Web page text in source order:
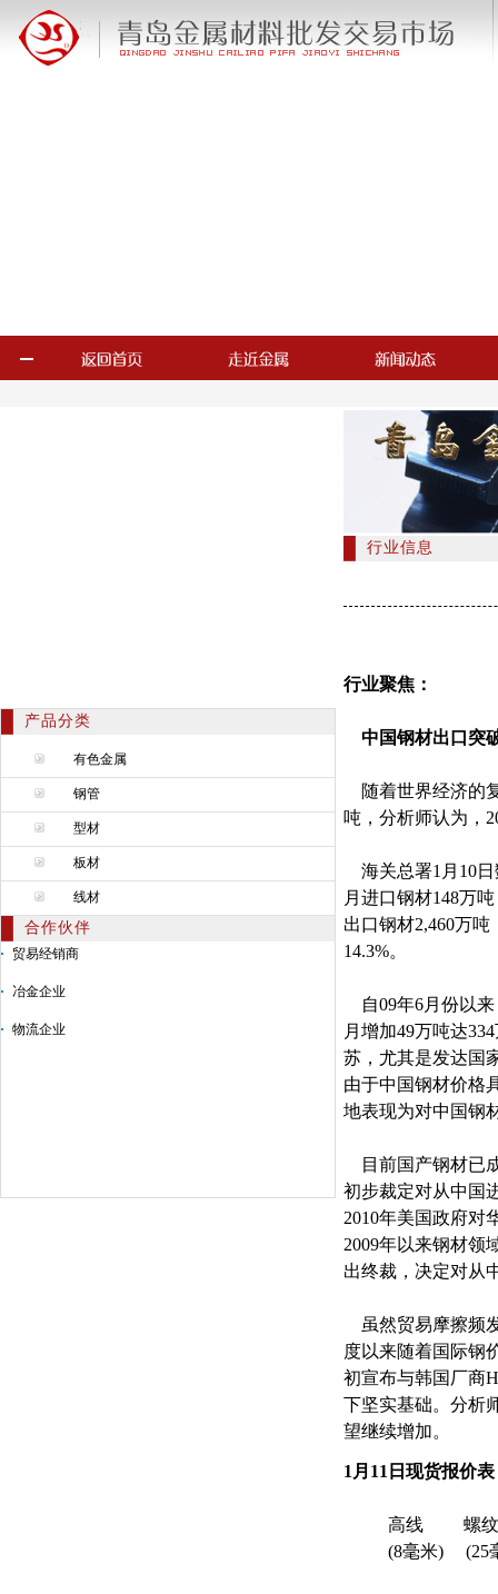
产品分类
有色金属
钢管
型材
板材
线材
合作伙伴
贸易经销商
冶金企业
物流企业
行业信息
行业聚焦：
中国钢材出口突
随着世界经济的
吨，分析师认为，
海关总署1月10日
月进口钢材148万
出口钢材2,460万
14.3%。
自09年6月份以来
月增加49万吨达
苏，尤其是发达国
由于中国钢材价格
地表现为对中国钢
目前国产钢材已
初步裁定对从中国
2010年美国政府对
2009年以来钢材领
出终裁，决定对从
虽然贸易摩擦频
度以来随着国际钢
初宣布与韩国厂商
下坚实基础。分析
望继续增加。
1月11日现货报价
高线 螺纹
(8毫米) (25毫